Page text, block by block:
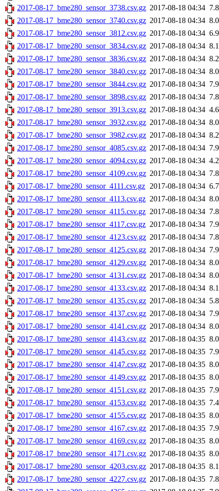
2017-08-17_bme280_sensor_3738.csv.gz 2017-08-18 04:34
2017-08-17_bme280_sensor_3740.csv.gz 2017-08-18 04:34
2017-08-17_bme280_sensor_3812.csv.gz 2017-08-18 04:34
2017-08-17_bme280_sensor_3834.csv.gz 2017-08-18 04:34
2017-08-17_bme280_sensor_3836.csv.gz 2017-08-18 04:34
2017-08-17_bme280_sensor_3840.csv.gz 2017-08-18 04:34
2017-08-17_bme280_sensor_3844.csv.gz 2017-08-18 04:34
2017-08-17_bme280_sensor_3898.csv.gz 2017-08-18 04:34
2017-08-17_bme280_sensor_3913.csv.gz 2017-08-18 04:34
2017-08-17_bme280_sensor_3932.csv.gz 2017-08-18 04:34
2017-08-17_bme280_sensor_3982.csv.gz 2017-08-18 04:34
2017-08-17_bme280_sensor_4085.csv.gz 2017-08-18 04:34
2017-08-17_bme280_sensor_4094.csv.gz 2017-08-18 04:34
2017-08-17_bme280_sensor_4109.csv.gz 2017-08-18 04:34
2017-08-17_bme280_sensor_4111.csv.gz 2017-08-18 04:34
2017-08-17_bme280_sensor_4113.csv.gz 2017-08-18 04:34
2017-08-17_bme280_sensor_4115.csv.gz 2017-08-18 04:34
2017-08-17_bme280_sensor_4117.csv.gz 2017-08-18 04:34
2017-08-17_bme280_sensor_4123.csv.gz 2017-08-18 04:34
2017-08-17_bme280_sensor_4125.csv.gz 2017-08-18 04:34
2017-08-17_bme280_sensor_4129.csv.gz 2017-08-18 04:34
2017-08-17_bme280_sensor_4131.csv.gz 2017-08-18 04:34
2017-08-17_bme280_sensor_4133.csv.gz 2017-08-18 04:34
2017-08-17_bme280_sensor_4135.csv.gz 2017-08-18 04:34
2017-08-17_bme280_sensor_4137.csv.gz 2017-08-18 04:34
2017-08-17_bme280_sensor_4141.csv.gz 2017-08-18 04:34
2017-08-17_bme280_sensor_4143.csv.gz 2017-08-18 04:35
2017-08-17_bme280_sensor_4145.csv.gz 2017-08-18 04:35
2017-08-17_bme280_sensor_4147.csv.gz 2017-08-18 04:35
2017-08-17_bme280_sensor_4149.csv.gz 2017-08-18 04:35
2017-08-17_bme280_sensor_4151.csv.gz 2017-08-18 04:35
2017-08-17_bme280_sensor_4153.csv.gz 2017-08-18 04:35
2017-08-17_bme280_sensor_4155.csv.gz 2017-08-18 04:35
2017-08-17_bme280_sensor_4167.csv.gz 2017-08-18 04:35
2017-08-17_bme280_sensor_4169.csv.gz 2017-08-18 04:35
2017-08-17_bme280_sensor_4171.csv.gz 2017-08-18 04:35
2017-08-17_bme280_sensor_4203.csv.gz 2017-08-18 04:35
2017-08-17_bme280_sensor_4227.csv.gz 2017-08-18 04:35